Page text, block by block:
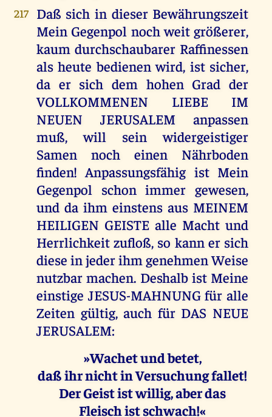
217
Daß sich in dieser Bewährungszeit
Mein Gegenpol noch weit größerer,
kaum durchschaubarer Raffinessen
als heute bedienen wird, ist sicher,
da er sich dem hohen Grad der
VOLLKOMMENEN LIEBE IM
NEUEN JERUSALEM anpassen
muß, will sein widergeistiger
Samen noch einen Nährboden
finden! Anpassungsfähig ist Mein
Gegenpol schon immer gewesen,
und da ihm einstens aus MEINEM
HEILIGEN GEISTE alle Macht und
Herrlichkeit zufloß, so kann er sich
diese in jeder ihm genehmen Weise
nutzbar machen. Deshalb ist Meine
einstige JESUS-MAHNUNG für alle
Zeiten gültig, auch für DAS NEUE
JERUSALEM:
»Wachet und betet,
daß ihr nicht in Versuchung fallet!
Der Geist ist willig, aber das
Fleisch ist schwach!«